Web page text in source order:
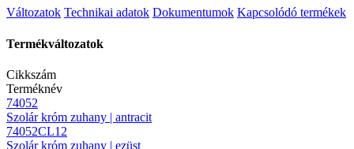
Változatok Technikai adatok Dokumentumok Kapcsolódó termékek
Termékváltozatok
Cikkszám
Terméknév
74052
Szolár króm zuhany | antracit
74052CL12
Szolár króm zuhany | ezüst